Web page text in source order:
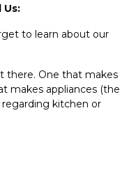
Us:
to learn about our
there. One that makes
makes appliances (the
kitchen or